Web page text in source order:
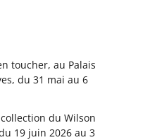
toucher, au Palais
du 31 mai au 6
collection du Wilson
19 juin 2026 au 3